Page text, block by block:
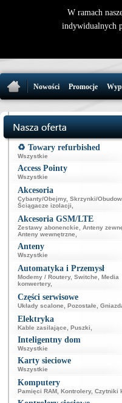
Nowości Promocje
♻️ Towary refurbished
Wszystkie
Access Pointy
Wszystkie
Akcesoria
Cybanty/Obejmy, Skrzynki/
Ściągacze izolacji
Akcesoria GSM/LTE
Zestawy abonenckie Anteny
Anteny wewnętrzne
Anteny
Wszystkie
Automatyka i Przemysł
Modemy / Routery, Switche
Media
konwertery,
Części serwisowe
Układy scalone Pozostałe
Elektryka
Kable zasilające Puszki
Inteligentny dom
Wszystkie
Karty sieciowe
Wszystkie
Komputery
Pamięci RAM Kontrolery, Czytniki
W ramach
indywidualnych